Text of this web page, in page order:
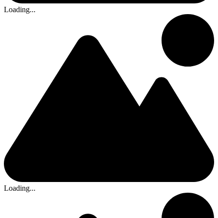
Loading...
Loading...